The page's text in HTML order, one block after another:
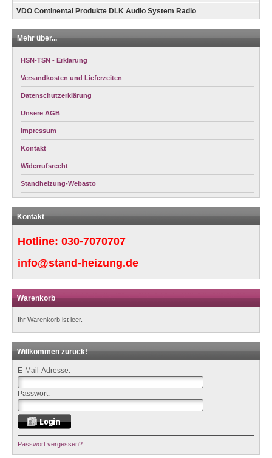
VDO Continental Produkte DLK Audio System Radio
Mehr über...
HSN-TSN - Erklärung
Versandkosten und Lieferzeiten
Datenschutzerklärung
Unsere AGB
Impressum
Kontakt
Widerrufsrecht
Standheizung-Webasto
Kontakt
Hotline: 030-7070707
info@stand-heizung.de
Warenkorb
Ihr Warenkorb ist leer.
Willkommen zurück!
E-Mail-Adresse:
Passwort:
Passwort vergessen?